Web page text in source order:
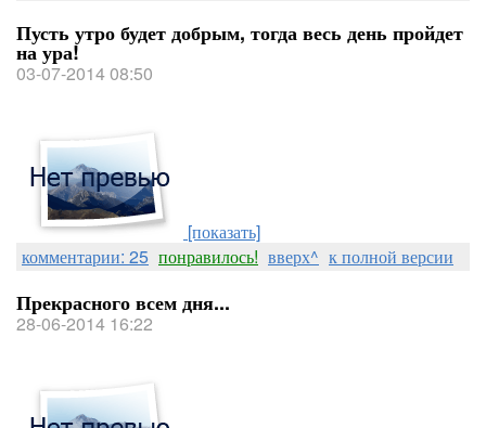
Пусть утро будет добрым, тогда весь день пройдет
на ура!
03-07-2014 08:50
[показать]
комментарии: 25 понравилось! вверх^ к полной версии
Прекрасного всем дня...
28-06-2014 16:22